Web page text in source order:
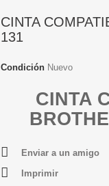
CINTA
131
Condición Nuevo
CINTA
Enviar a un amigo
Imprimir